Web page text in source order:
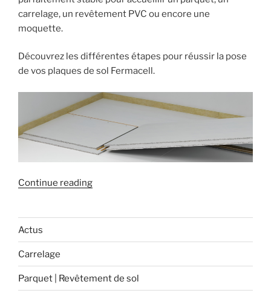
carrelage, un revêtement PVC ou encore une
moquette.
Découvrez les différentes étapes pour réussir la pose
de vos plaques de sol Fermacell.
Continue reading« Comment
de
Fermacell
étape
Actus
Carrelage
Parquet | Revêtement de sol